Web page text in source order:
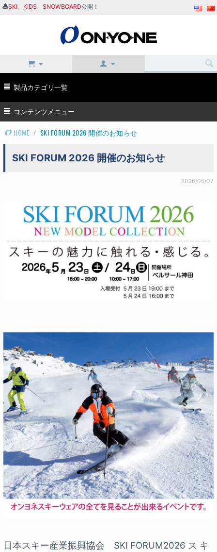
SKI KIDS SNOWBOARD公開！
製品カテゴリ一覧
コンテンツメニュー
HOME / SKI FORUM 2026 開催のお知らせ
SKI FORUM 2026 開催のお知らせ
2026/05/07
日本スキー産業振興協会 SKI FORUM2026 ス キ